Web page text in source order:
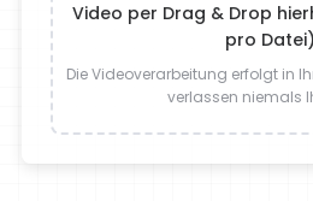
Video per Drag & Drop
pro Datei)
Die Videoverarbeitung erfolgt in
verlassen niemals